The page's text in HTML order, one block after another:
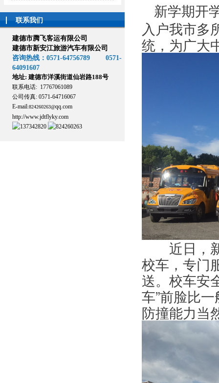
联系我们
建德市腾飞客运有限公司
建德市新安江旅游汽车有限公司
咨询热线：0571-64756789 0571-
64091607
地址: 建德市洋溪街道仙岩路188号
联系电话: 17767061089
公司传真: 0571-64716067
E-mail:824260263@qq.com
http://www.jdtflyky.com
新学期开
入户我市多
统，为广大
近日，新
校车，专门
送。校车安
车”前脸比
防撞能力当